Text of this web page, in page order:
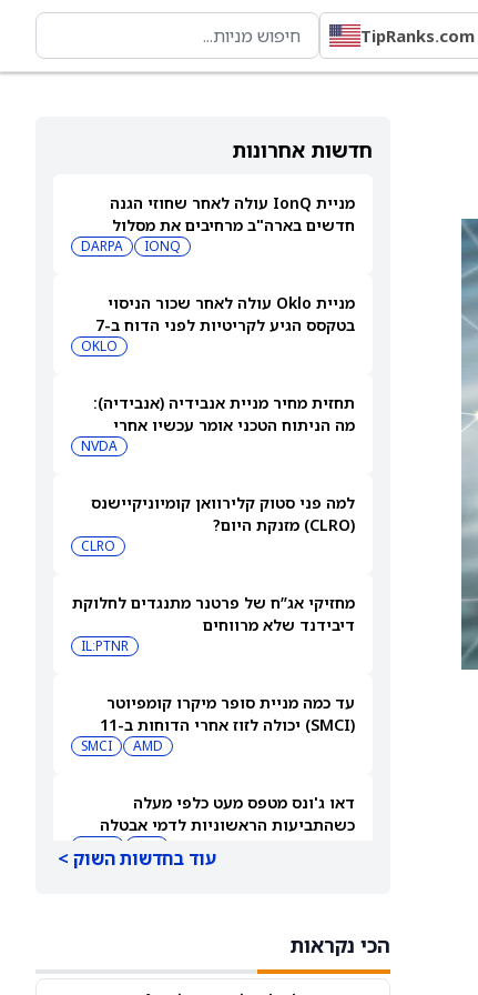
TipRanks.com
חדשות אחרונות
מניית IonQ עולה לאחר שחוזי הגנה
חדשים בארה"ב מרחיבים את מסלול
IONQ
DARPA
מניית Oklo עולה לאחר שכור הניסוי
בטקסס הגיע לקריטיות לפני הדוח ב-7
OKLO
תחזית מחיר מניית אנבידיה (אנבידיה):
מה הניתוח הטכני אומר עכשיו אחרי
NVDA
למה פני סטוק קלירוואן קומיוניקיישנס
(CLRO) מזנקת היום?
CLRO
מחזיקי אג”ח של פרטנר מתנגדים לחלוקת
דיבידנד שלא מרווחים
IL:PTNR
עד כמה מניית סופר מיקרו קומפיוטר
(SMCI) יכולה לזוז אחרי הדוחות ב-11
AMD
SMCI
דאו ג'ונס מטפס מעט כלפי מעלה
כשהתביעות הראשוניות לדמי אבטלה
עוד בחדשות השוק >
הכי נקראות